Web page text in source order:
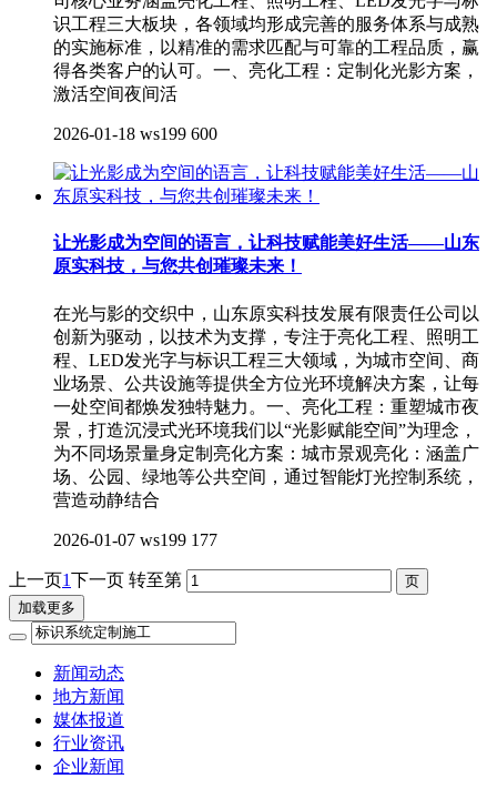
识工程三大板块，各领域均形成完善的服务体系与成熟
的实施标准，以精准的需求匹配与可靠的工程品质，赢
得各类客户的认可。一、亮化工程：定制化光影方案，
激活空间夜间活
2026-01-18 ws199 600
让光影成为空间的语言，让科技赋能美好生活——山东
原实科技，与您共创璀璨未来！
在光与影的交织中，山东原实科技发展有限责任公司以
创新为驱动，以技术为支撑，专注于亮化工程、照明工
程、LED发光字与标识工程三大领域，为城市空间、商
业场景、公共设施等提供全方位光环境解决方案，让每
一处空间都焕发独特魅力。一、亮化工程：重塑城市夜
景，打造沉浸式光环境我们以“光影赋能空间”为理念，
为不同场景量身定制亮化方案：城市景观亮化：涵盖广
场、公园、绿地等公共空间，通过智能灯光控制系统，
营造动静结合
2026-01-07 ws199 177
上一页1下一页 转至第
加载更多
新闻动态
地方新闻
媒体报道
行业资讯
企业新闻